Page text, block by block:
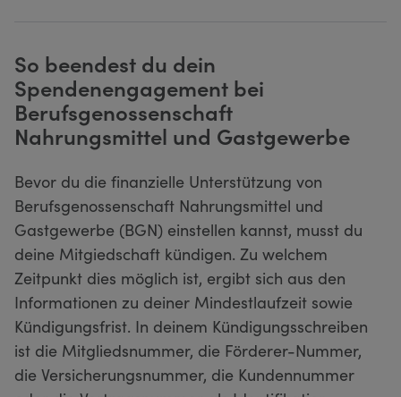
So beendest du dein
Spendenengagement bei
Berufsgenossenschaft
Nahrungsmittel und Gastgewerbe
Bevor du die finanzielle Unterstützung von
Berufsgenossenschaft Nahrungsmittel und
Gastgewerbe (BGN) einstellen kannst, musst du
deine Mitgiedschaft kündigen. Zu welchem
Zeitpunkt dies möglich ist, ergibt sich aus den
Informationen zu deiner Mindestlaufzeit sowie
Kündigungsfrist. In deinem Kündigungsschreiben
ist die Mitgliedsnummer, die Förderer-Nummer,
die Versicherungsnummer, die Kundennummer